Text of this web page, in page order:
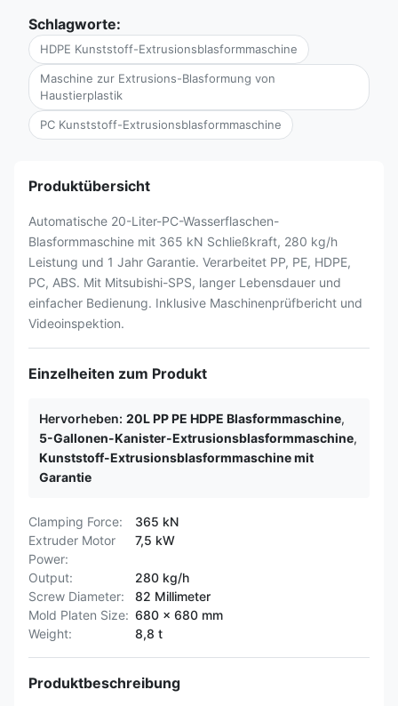
Schlagworte:
HDPE Kunststoff-Extrusionsblasformmaschine
Maschine zur Extrusions-Blasformung von
Haustierplastik
PC Kunststoff-Extrusionsblasformmaschine
Produktübersicht
Automatische 20-Liter-PC-Wasserflaschen-
Blasformmaschine mit 365 kN Schließkraft, 280 kg/h
Leistung und 1 Jahr Garantie. Verarbeitet PP, PE, HDPE,
PC, ABS. Mit Mitsubishi-SPS, langer Lebensdauer und
einfacher Bedienung. Inklusive Maschinenprüfbericht und
Videoinspektion.
Einzelheiten zum Produkt
Hervorheben: 20L PP PE HDPE Blasformmaschine,
5-Gallonen-Kanister-Extrusionsblasformmaschine,
Kunststoff-Extrusionsblasformmaschine mit
Garantie
Clamping Force:
365 kN
Extruder Motor
Power:
7,5 kW
Output:
280 kg/h
Screw Diameter:
82 Millimeter
Mold Platen Size: 680 x 680 mm
Weight:
8,8 t
Produktbeschreibung